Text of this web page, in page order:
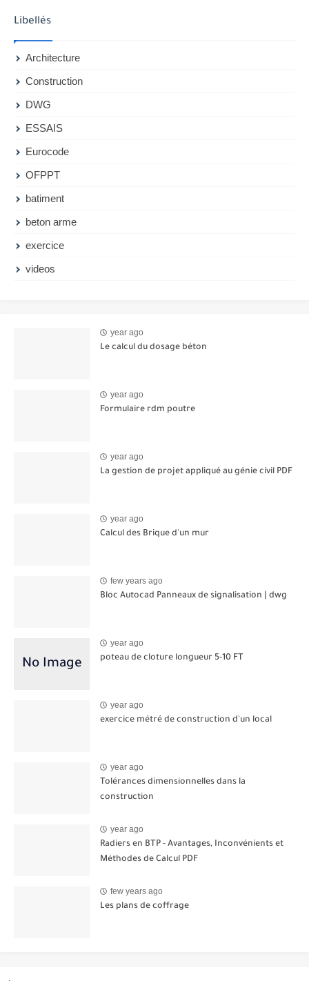
Libellés
Architecture
Construction
DWG
ESSAIS
Eurocode
OFPPT
batiment
beton arme
exercice
videos
year ago
Le calcul du dosage béton
year ago
Formulaire rdm poutre
year ago
La gestion de projet appliqué au génie civil PDF
year ago
Calcul des Brique d'un mur
few years ago
Bloc Autocad Panneaux de signalisation | dwg
year ago
poteau de cloture longueur 5-10 FT
year ago
exercice métré de construction d'un local
year ago
Tolérances dimensionnelles dans la
construction
year ago
Radiers en BTP - Avantages, Inconvénients et
Méthodes de Calcul PDF
few years ago
Les plans de coffrage